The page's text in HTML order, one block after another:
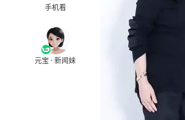
手机看
元宝 · 新闻妹